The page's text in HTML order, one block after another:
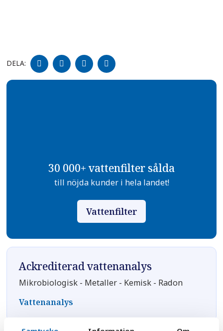
DELA:
DELA
PÅ
FACEBOOK
DELA
PÅ
TWITTER
DELA
PÅ
LINKEDIN
DELA
PÅ
PINTEREST
30 000+ vattenfilter sålda
till nöjda kunder i hela landet!
Vattenfilter
Ackrediterad vattenanalys
Mikrobiologisk - Metaller - Kemisk - Radon
Vattenanalys